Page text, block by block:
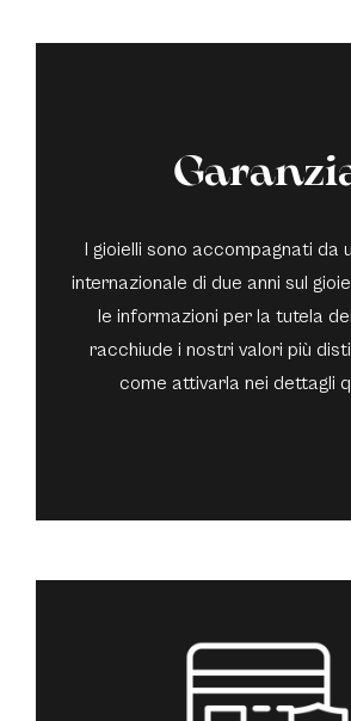
I gioielli sono accompagnati da
internazionale di due anni sul
le informazioni per la tutela
racchiude i nostri valori più
come attivarla nei dettagli